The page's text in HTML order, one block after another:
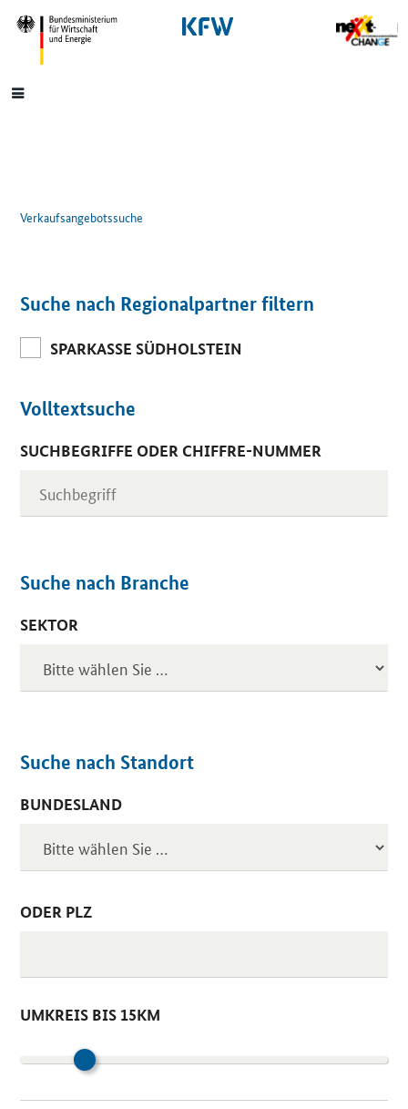
SrOnlyNavigation
Hauptmenü
Verkaufsangebotssuche
Suche nach Regionalpartner filtern
SPARKASSE SÜDHOLSTEIN
Volltextsuche
SUCHBEGRIFFE ODER CHIFFRE-NUMMER
Suche nach Branche
SEKTOR
Suche nach Standort
BUNDESLAND
ODER PLZ
UMKREIS BIS 15KM